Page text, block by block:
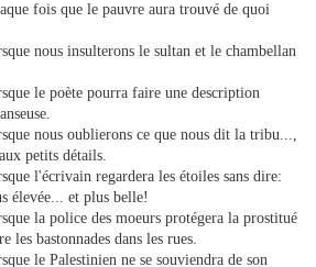
fois que le pauvre aura trouvé de quoi
nous insulterons le sultan et le chambellan
le poète pourra faire une description
nous oublierons ce que nous dit la tribu...,
petits détails.
l'écrivain regardera les étoiles sans dire:
élevée... et plus belle!
la police des moeurs protégera la prostitué
les bastonnades dans les rues.
le Palestinien ne se souviendra de son